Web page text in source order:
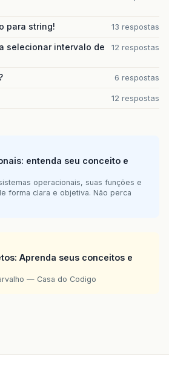
para string! 13 respostas
selecionar intervalo de
12 respostas
6 respostas
12 respostas
entenda seu conceito e
operacionais, suas funções e
forma clara e objetiva. Não perca
Aprenda seus conceitos e
— Casa do Codigo